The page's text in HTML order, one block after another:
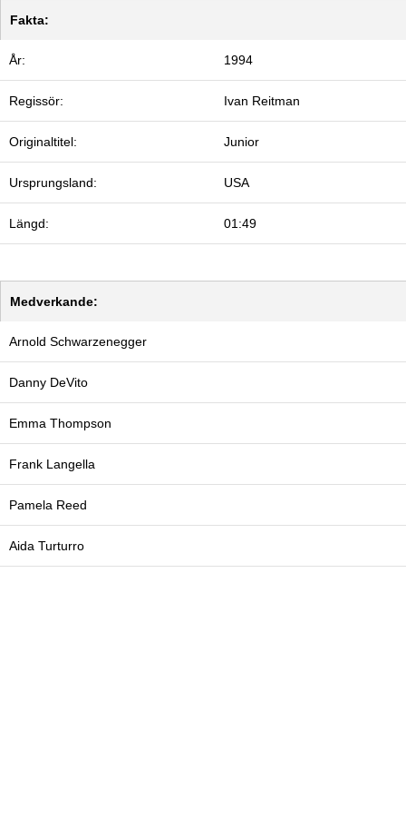
Fakta:
År: 1994
Regissör: Ivan Reitman
Originaltitel: Junior
Ursprungsland: USA
Längd: 01:49
Medverkande:
Arnold Schwarzenegger
Danny DeVito
Emma Thompson
Frank Langella
Pamela Reed
Aida Turturro